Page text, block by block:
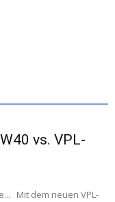
vs. VPL-
Mit dem neuen VPL-